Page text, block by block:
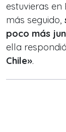
estuvieras
más seguido,
poco más
ella
Chile».